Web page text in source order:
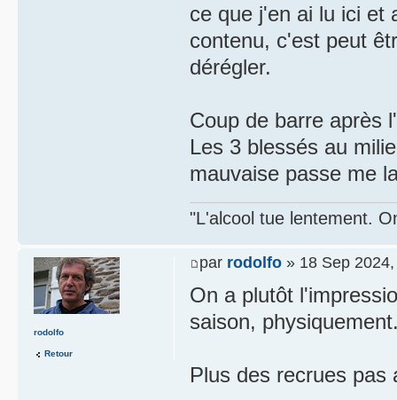
ce que j'en ai lu ici et
contenu, c'est peut
dérégler.
Coup de barre après
Les 3 blessés au
mauvaise passe me
"L'alcool tue lentement.
par rodolfo » 18 Sep
On a plutôt
saison,
Plus des recrues
rodolfo
Retour